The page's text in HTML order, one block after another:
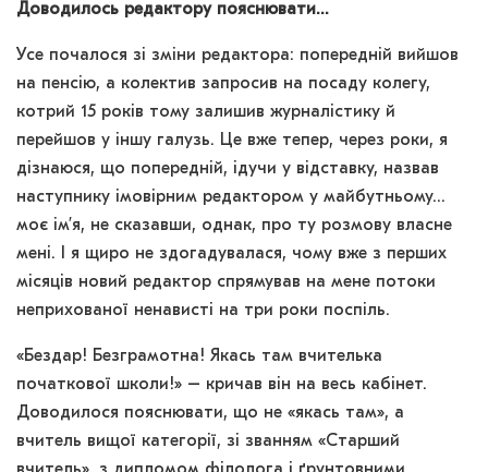
Доводилось редактору пояснювати…
Усе почалося зі зміни редактора: попередній вийшов
на пенсію, а колектив запросив на посаду колегу,
котрий 15 років тому залишив журналістику й
перейшов у іншу галузь. Це вже тепер, через роки, я
дізнаюся, що попередній, ідучи у відставку, назвав
наступнику імовірним редактором у майбутньому…
моє ім’я, не сказавши, однак, про ту розмову власне
мені. І я щиро не здогадувалася, чому вже з перших
місяців новий редактор спрямував на мене потоки
неприхованої ненависті на три роки поспіль.
«Бездар! Безграмотна! Якась там вчителька
початкової школи!» – кричав він на весь кабінет.
Доводилося пояснювати, що не «якась там», а
вчитель вищої категорії, зі званням «Старший